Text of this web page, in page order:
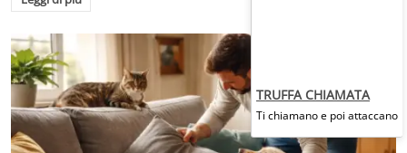
TRUFFA CHIAMATA
Ti chiamano e poi attaccano